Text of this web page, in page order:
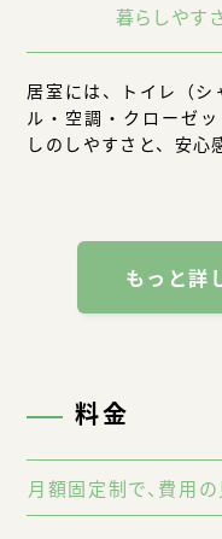
暮らしやす
居室には、トイレ（シ
ル・空調・クローゼ
しのしやすさと、安心
もっと詳
料金
月額固定制で、費用